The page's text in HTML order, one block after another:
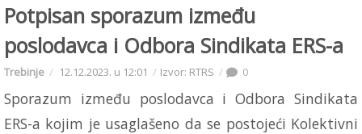
Potpisan sporazum između
poslodavca i Odbora Sindikata ERS-a
Trebinje 12.12.2023. u 12:01 Izvor: RTRS 0
Sporazum između poslodavca i Odbora Sindikata
ERS-a kojim je usaglašeno da se postojeći Kolektivni